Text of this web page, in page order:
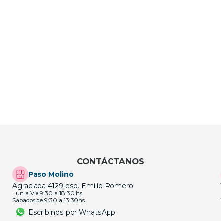
CONTÁCTANOS
Paso Molino
Agraciada 4129 esq. Emilio Romero
Lun a Vie 9:30 a 18:30 hs
Sabados de 9:30 a 13:30hs
Escribinos por WhatsApp